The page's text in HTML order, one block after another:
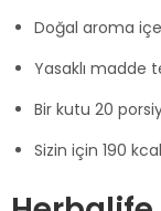
Doğal aroma
Yasaklı madde
Bir kutu 20
Sizin için 190